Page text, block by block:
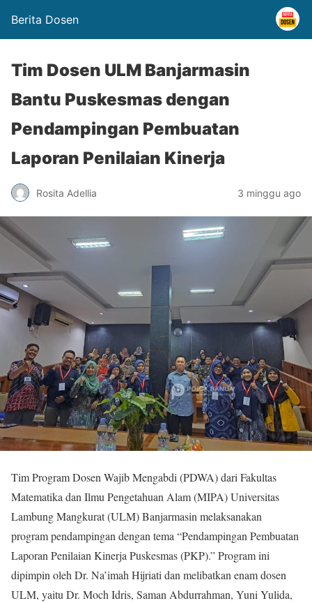
Berita Dosen
Tim Dosen ULM Banjarmasin
Bantu Puskesmas dengan
Pendampingan Pembuatan
Laporan Penilaian Kinerja
Rosita Adellia 3 minggu ago
Tim Program Dosen Wajib Mengabdi (PDWA) dari Fakultas
Matematika dan Ilmu Pengetahuan Alam (MIPA) Universitas
Lambung Mangkurat (ULM) Banjarmasin melaksanakan
program pendampingan dengan tema “Pendampingan Pembuatan
Laporan Penilaian Kinerja Puskesmas (PKP).” Program ini
dipimpin oleh Dr. Na’imah Hijriati dan melibatkan enam dosen
ULM, yaitu Dr. Moch Idris, Saman Abdurrahman, Yuni Yulida,